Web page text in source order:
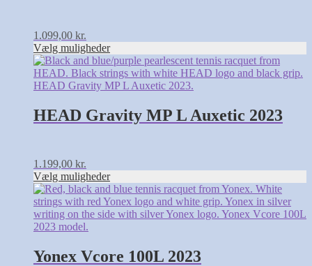
1.099,00 kr.
Vælg muligheder
på
varesiden
HEAD Gravity MP L Auxetic 2023
1.199,00 kr.
Vælg muligheder
Dette
vare
har
varianter.
Mulighederne
på
varesiden
Yonex Vcore 100L 2023
Dette
vare
har
flere
Mulighederne